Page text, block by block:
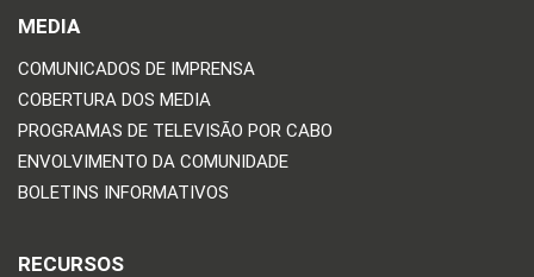
MEDIA
COMUNICADOS DE IMPRENSA
COBERTURA DOS MEDIA
PROGRAMAS DE TELEVISÃO POR CABO
ENVOLVIMENTO DA COMUNIDADE
BOLETINS INFORMATIVOS
RECURSOS